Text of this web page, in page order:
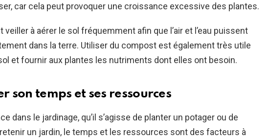
car cela peut provoquer une croissance excessive des plantes.
veiller à aérer le sol fréquemment afin que l’air et l’eau puissent
dans la terre. Utiliser du compost est également très utile
et fournir aux plantes les nutriments dont elles ont besoin.
son temps et ses ressources
dans le jardinage, qu’il s’agisse de planter un potager ou de
un jardin, le temps et les ressources sont des facteurs à